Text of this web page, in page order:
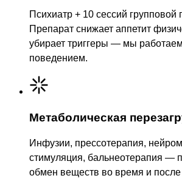
Психиатр + 10 сессий групповой
Препарат снижает аппетит
убирает триггеры — мы
поведением.
Метаболическая
Инфузии, прессотерапия,
стимуляция, бальнеотерапия —
обмен веществ во время и после